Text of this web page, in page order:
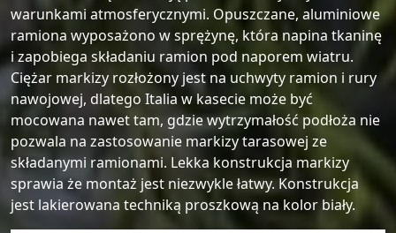
Przeszklony taras
Szklana zabudowa tarasu
Szklane Tarasy
Tarasy oszklone
Taras zimowy
Tarasola
Nowoczesna zabudowa tarasu
Zadaszenia na taras
Zadaszenie tarasu drewniane
Zadaszenie tarasu nowoczesne
Zadaszenie tarasu przydomowe
Zadaszenie tarasu rozsuwane
Pergole >
Pergola Rozsuwana
Pergole Tarasowe Wolnostojące
Pergole Aluminiowe
Pergole Metalowe
Pergole Ogrodowe
Zadaszenie Ganku
Refleksole
System Veranda
Żaluzje fasadowe
Okna PCV/ALU
Drzwi PCV/ALU
Bramy Garażowe
warunkami atmosferycznymi. Opuszczane, aluminiowe
ramiona wyposażono w sprężynę, która napina tkaninę
i zapobiega składaniu ramion pod naporem wiatru.
Ciężar markizy rozłożony jest na uchwyty ramion i rury
nawojowej, dlatego Italia w kasecie może być
mocowana nawet tam, gdzie wytrzymałość podłoża nie
pozwala na zastosowanie markizy tarasowej ze
składanymi ramionami. Lekka konstrukcja markizy
sprawia że montaż jest niezwykle łatwy. Konstrukcja
jest lakierowana techniką proszkową na kolor biały.